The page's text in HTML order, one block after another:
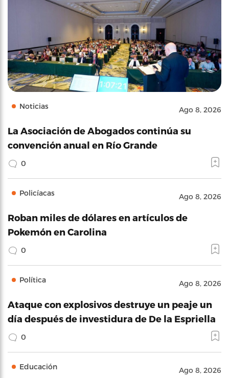
Noticias Ago 8, 2026
La Asociación de Abogados continúa su
convención anual en Río Grande
0
Policíacas Ago 8, 2026
Roban miles de dólares en artículos de
Pokemón en Carolina
0
Política Ago 8, 2026
Ataque con explosivos destruye un peaje un
día después de investidura de De la Espriella
0
Educación Ago 8, 2026